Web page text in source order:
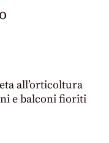
all’orticoltura
e balconi fioriti